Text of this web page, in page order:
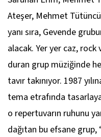
Ateşer, Mehmet
yanı sıra, Gevende
alacak. Yer yer caz, rock
duran grup müziğinde
tavır takınıyor. 1987
tema etrafında
o repertuvarın ruhunu
dağıtan bu efsane